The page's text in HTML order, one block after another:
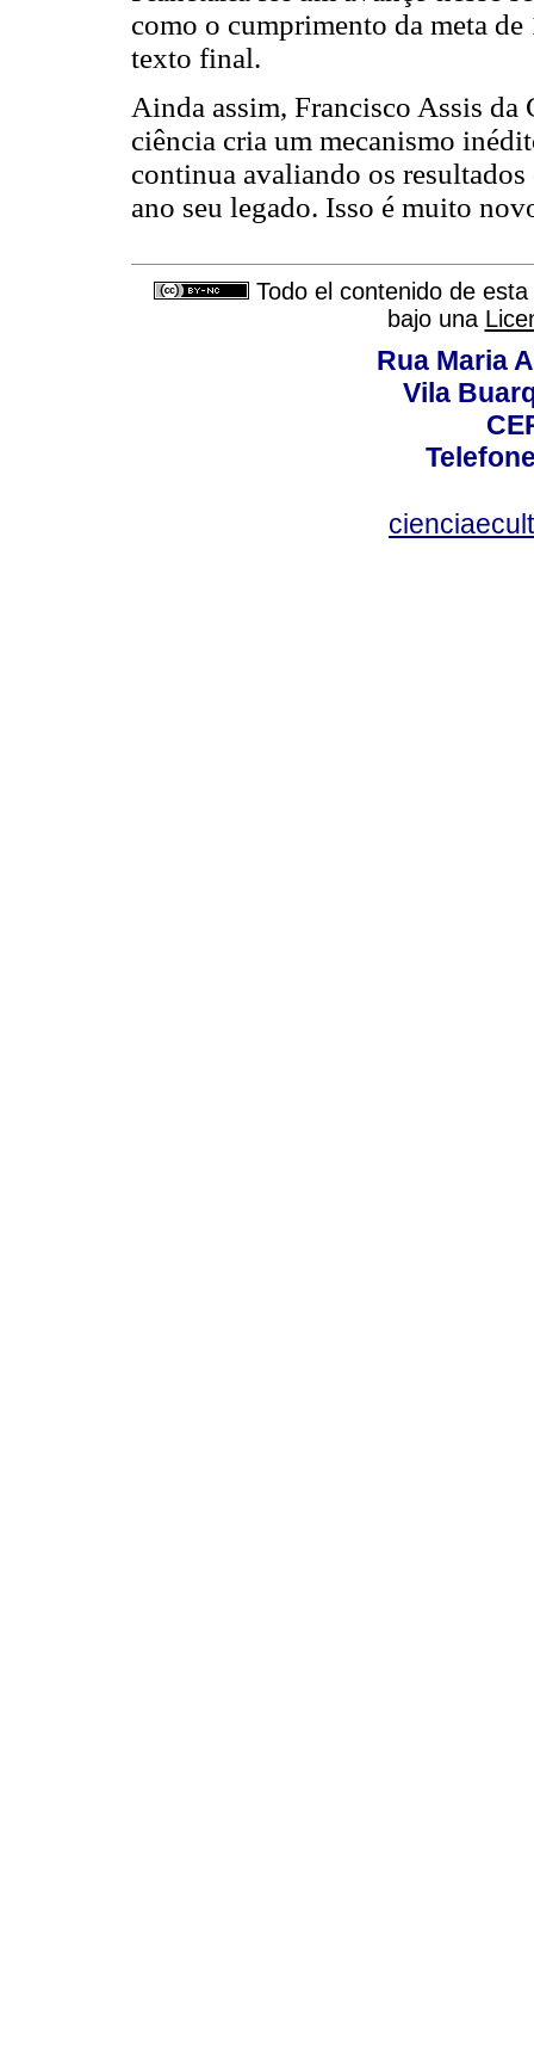
como o cumprimento da meta
texto final.
Ainda assim, Francisco Assis da
ciência cria um mecanismo
continua avaliando os
ano seu legado. Isso é muito
Todo el contenido de
bajo una
Rua Maria
Vila